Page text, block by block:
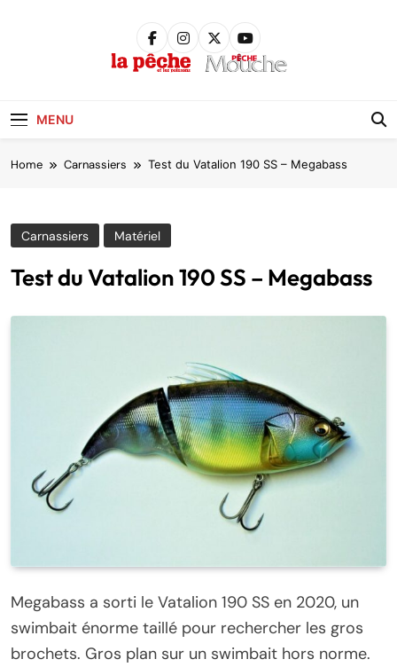
MENU
Home Carnassiers Test du Vatalion 190 SS – Megabass
Carnassiers Matériel
Test du Vatalion 190 SS – Megabass
Megabass a sorti le Vatalion 190 SS en 2020, un
swimbait énorme taillé pour rechercher les gros
brochets. Gros plan sur un swimbait hors norme.